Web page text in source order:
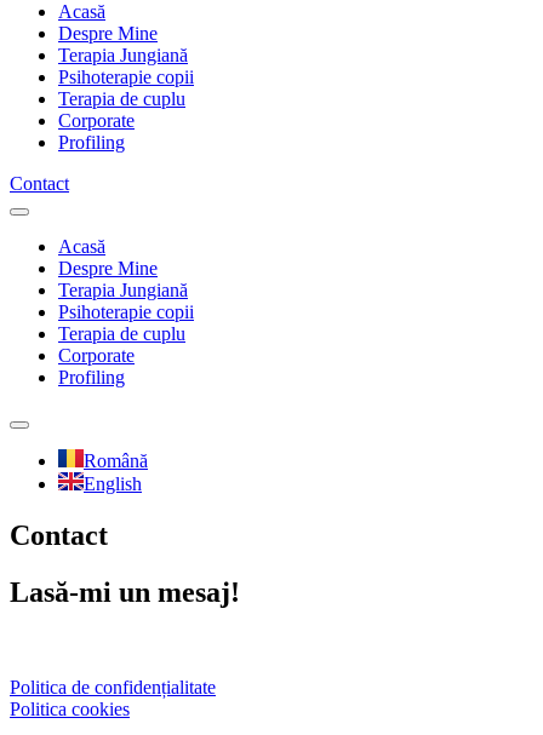
Acasă
Despre Mine
Terapia Jungiană
Psihoterapie copii
Terapia de cuplu
Corporate
Profiling
Contact
Acasă
Despre Mine
Terapia Jungiană
Psihoterapie copii
Terapia de cuplu
Corporate
Profiling
Română
English
Contact
Lasă-mi un mesaj!
Politica de confidențialitate
Politica cookies